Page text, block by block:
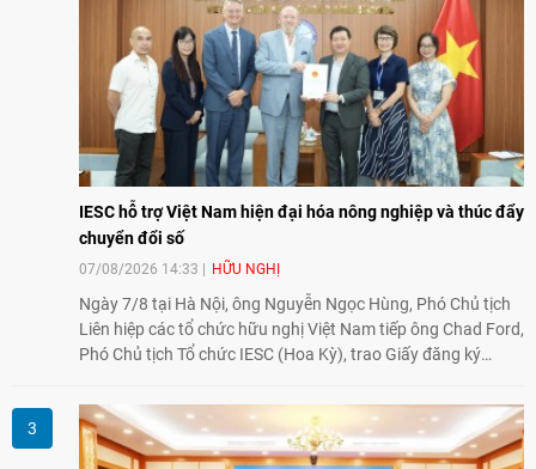
cường sự hiểu biết và hợp tác giữa nhân dân hai nước.
IESC hỗ trợ Việt Nam hiện đại hóa nông nghiệp và thúc đẩy
chuyển đổi số
07/08/2026 14:33 HỮU NGHỊ
Ngày 7/8 tại Hà Nội, ông Nguyễn Ngọc Hùng, Phó Chủ tịch
Liên hiệp các tổ chức hữu nghị Việt Nam tiếp ông Chad Ford,
Phó Chủ tịch Tổ chức IESC (Hoa Kỳ), trao Giấy đăng ký
đổi về định hướng triển khai Dự án "Mở rộng Thương mại
Nông nghiệp và An toàn thực phẩm Hoa Kỳ - Việt Nam",
hướng tới thúc đẩy chuyển đổi số, hiện đại hóa nông nghiệp